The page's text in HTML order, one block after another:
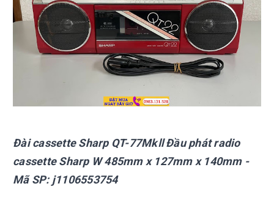
Đài cassette Sharp QT-77MkⅡ Đầu phát radio
cassette Sharp W 485mm x 127mm x 140mm-
Mã SP: j1106553754